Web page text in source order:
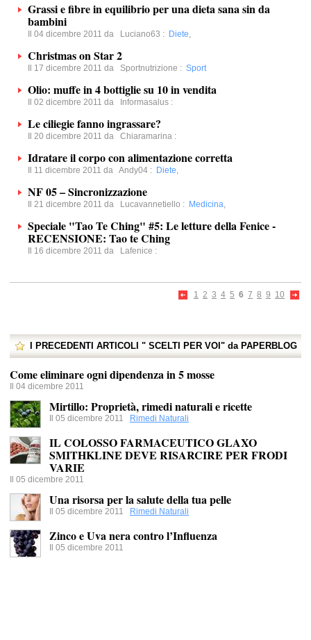
Grassi e fibre in equilibrio per una dieta sana sin da
bambini
Il 04 dicembre 2011 da Luciano63 : Diete,
Christmas on Star 2
Il 17 dicembre 2011 da Sportnutrizione : Sport
Olio: muffe in 4 bottiglie su 10 in vendita
Il 02 dicembre 2011 da Informasalus :
Le ciliegie fanno ingrassare?
Il 20 dicembre 2011 da Chiaramarina :
Idratare il corpo con alimentazione corretta
Il 11 dicembre 2011 da Andy04 : Diete,
NF 05 – Sincronizzazione
Il 21 dicembre 2011 da Lucavannetiello : Medicina,
Speciale "Tao Te Ching" #5: Le letture della Fenice -
RECENSIONE: Tao te Ching
Il 16 dicembre 2011 da Lafenice :
1 2 3 4 5 6 7 8 9 10
I PRECEDENTI ARTICOLI " SCELTI PER VOI" da PAPERBLOG
Come eliminare ogni dipendenza in 5 mosse
Il 04 dicembre 2011
Mirtillo: Proprietà, rimedi naturali e ricette
Il 05 dicembre 2011 Rimedi Naturali
IL COLOSSO FARMACEUTICO GLAXO
SMITHKLINE DEVE RISARCIRE PER FRODI
VARIE
Il 05 dicembre 2011
Una risorsa per la salute della tua pelle
Il 05 dicembre 2011 Rimedi Naturali
Zinco e Uva nera contro l’Influenza
Il 05 dicembre 2011